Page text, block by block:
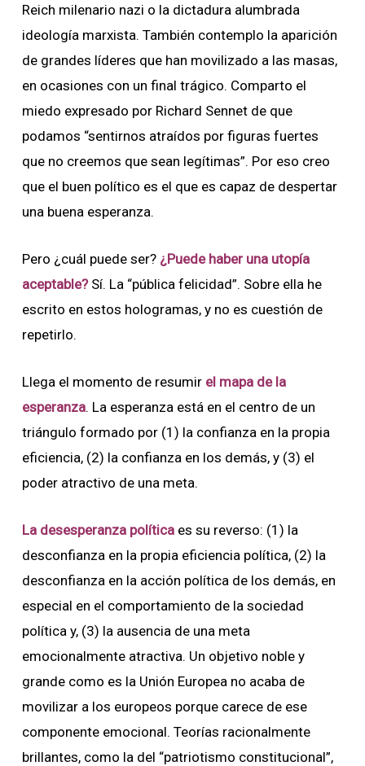
Reich milenario nazi o la dictadura alumbrada
ideología marxista. También contemplo la aparición
de grandes líderes que han movilizado a las masas,
en ocasiones con un final trágico. Comparto el
miedo expresado por Richard Sennet de que
podamos “sentirnos atraídos por figuras fuertes
que no creemos que sean legítimas”. Por eso creo
que el buen político es el que es capaz de despertar
una buena esperanza.
Pero ¿cuál puede ser?¿Puede haber una utopía
aceptable? Sí. La “pública felicidad”. Sobre ella he
escrito en estos hologramas, y no es cuestión de
repetirlo.
Llega el momento de resumir el mapa de la
esperanza. La esperanza está en el centro de un
triángulo formado por (1) la confianza en la propia
eficiencia, (2) la confianza en los demás, y (3) el
poder atractivo de una meta.
La desesperanza política es su reverso: (1) la
desconfianza en la propia eficiencia política, (2) la
desconfianza en la acción política de los demás, en
especial en el comportamiento de la sociedad
política y, (3) la ausencia de una meta
emocionalmente atractiva. Un objetivo noble y
grande como es la Unión Europea no acaba de
movilizar a los europeos porque carece de ese
componente emocional. Teorías racionalmente
brillantes, como la del “patriotismo constitucional”,